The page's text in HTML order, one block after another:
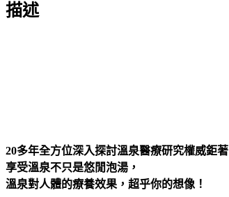
描述
20多年全方位深入探討溫泉醫療研究權威鉅著
享受溫泉不只是悠閒泡湯，
溫泉對人體的療養效果，超乎你的想像！